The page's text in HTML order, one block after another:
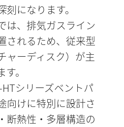
になります。
は、排気ガスライン
されるため、従来型
ャーディスク）が主
。
シリーズベントパ
向けに特別に設計さ
断熱性・多層構造の